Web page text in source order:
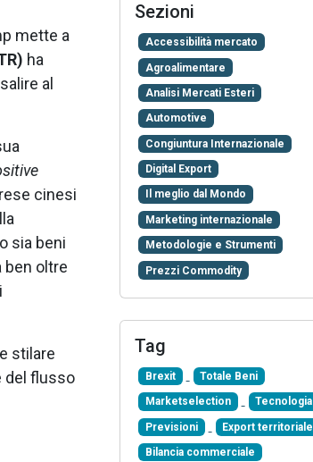
mette a
ha
al
cinesi
sia beni
ben oltre
stilare
del flusso
Sezioni
Accessibilità mercato
Agroalimentare
Analisi Mercati Esteri
Automotive
Congiuntura Internazionale
Digital Export
Il meglio dal Mondo
Marketing internazionale
Metodologie e Strumenti
Prezzi Commodity
Tag
Brexit Totale Beni
Marketselection Tecnologia
Previsioni Export territoriale
Bilancia commerciale